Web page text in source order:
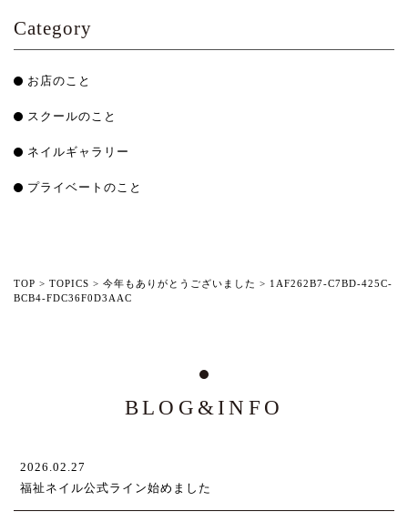
Category
お店のこと
スクールのこと
ネイルギャラリー
プライベートのこと
TOP > TOPICS > 今年もありがとうございました > 1AF262B7-C7BD-425C-
BCB4-FDC36F0D3AAC
BLOG&INFO
2026.02.27
福祉ネイル公式ライン始めました